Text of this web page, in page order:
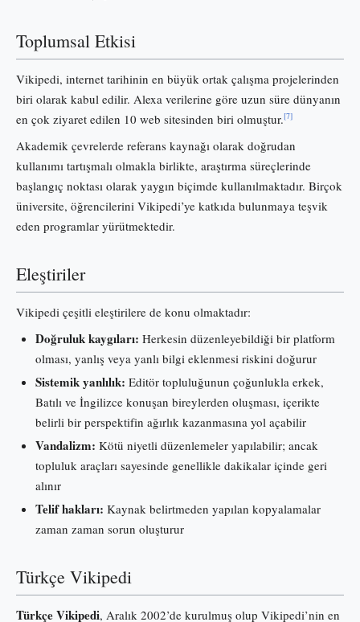
Toplumsal Etkisi
Vikipedi, internet tarihinin en büyük ortak çalışma projelerinden
biri olarak kabul edilir. Alexa verilerine göre uzun süre dünyanın
en çok ziyaret edilen 10 web sitesinden biri olmuştur.[7]
Akademik çevrelerde referans kaynağı olarak doğrudan
kullanımı tartışmalı olmakla birlikte, araştırma süreçlerinde
başlangıç noktası olarak yaygın biçimde kullanılmaktadır. Birçok
üniversite, öğrencilerini Vikipedi’ye katkıda bulunmaya teşvik
eden programlar yürütmektedir.
Eleştiriler
Vikipedi çeşitli eleştirilere de konu olmaktadır:
Doğruluk kaygıları: Herkesin düzenleyebildiği bir platform
olması, yanlış veya yanlı bilgi eklenmesi riskini doğurur
Sistemik yanlılık: Editör topluluğunun çoğunlukla erkek,
Batılı ve İngilizce konuşan bireylerden oluşması, içerikte
belirli bir perspektifin ağırlık kazanmasına yol açabilir
Vandalizm: Kötü niyetli düzenlemeler yapılabilir; ancak
topluluk araçları sayesinde genellikle dakikalar içinde geri
alınır
Telif hakları: Kaynak belirtmeden yapılan kopyalamalar
zaman zaman sorun oluşturur
Türkçe Vikipedi
Türkçe Vikipedi, Aralık 2002’de kurulmuş olup Vikipedi’nin en